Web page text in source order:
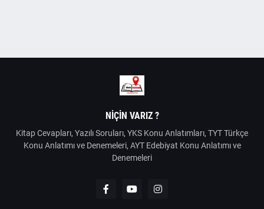
NIÇIN VARIZ ?
Kitap Cevapları, Yazılı Soruları, YKS Konu Anlatımları, TYT Türkçe
Konu Anlatımı ve Denemeleri, AYT Edebiyat Konu Anlatımı ve
Denemeleri